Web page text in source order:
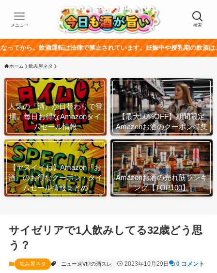
検索
メニュー
運転は法律で禁止されています。妊娠中や授乳期の飲酒は、胎児・乳幼
ホーム 飲み屋ネタ
人気の『酒』が日替わりで登
場。毎日お得なAmazonタイ
ムセール情報
【最大50%OFF】期間限定
Amazonお酒のクーポン特集
【ヤスイイね】Amazon『お
酒』のお得なクーポン・タイ
ムセール情報まとめ
Amazonお酒の売れ筋ランキ
ング【TOP100】
サイゼリアで1人飲みしてる32歳どう思
う？
飲み屋ネタ ニュー速VIPの酒スレ 2023年10月29日 0 コメント